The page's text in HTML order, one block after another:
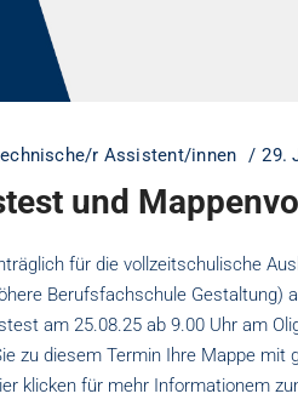
r Assistent/innen 29.
und
für die vollzeitschulische
Berufsfachschule Gestaltung)
am 25.08.25 ab 9.00 Uhr am
zu diesem Termin Ihre Mappe mit
klicken für mehr Informationem